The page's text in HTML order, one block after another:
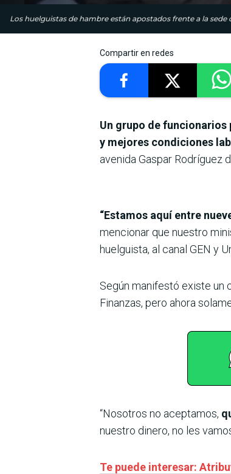
Los huelguistas de hambre están apostados frente a la
Compartir en redes
Un grupo de funcionarios
y mejores condiciones
avenida Gaspar Rodríguez
“Estamos aquí entre
mencionar que nuestro
huelguista, al canal GEN y
Según manifestó existe un
Finanzas, pero ahora
“Nosotros no aceptamos,
nuestro dinero, no les
Te puede interesar: